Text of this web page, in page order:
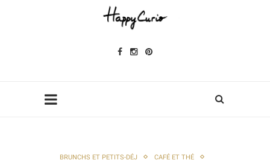
BRUNCHS ET PETITS-DÉJ
CAFÉ ET THÉ